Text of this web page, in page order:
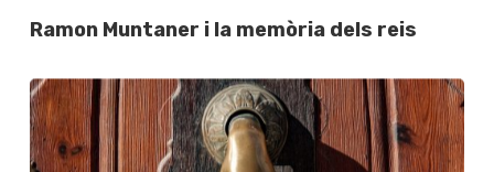
Ramon Muntaner i la memòria dels reis